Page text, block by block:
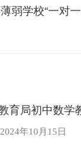
育局初中数学
年10月15日